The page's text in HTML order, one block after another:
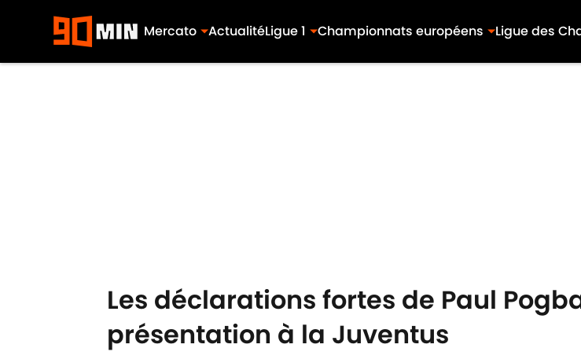
Mercato ActualitéLigue 1 Championnats européens Ligue des
Les déclarations fortes de Paul
présentation à la Juventus